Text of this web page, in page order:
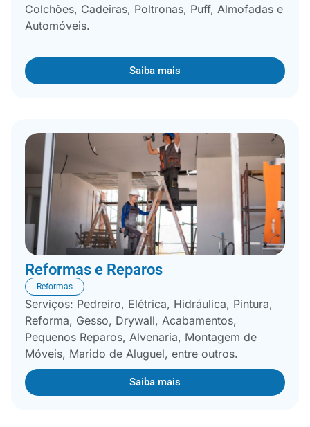
Colchões, Cadeiras, Poltronas, Puff, Almofadas e
Automóveis.
Saiba mais
Reformas e Reparos
Reformas
Serviços: Pedreiro, Elétrica, Hidráulica, Pintura,
Reforma, Gesso, Drywall, Acabamentos,
Pequenos Reparos, Alvenaria, Montagem de
Móveis, Marido de Aluguel, entre outros.
Saiba mais